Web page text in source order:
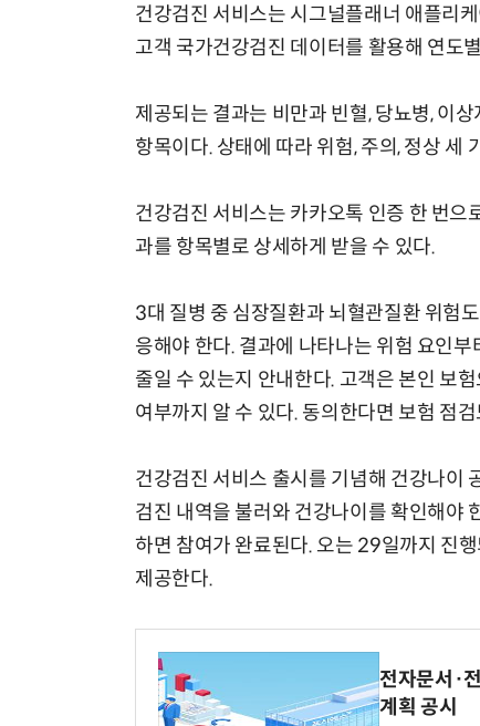
건강검진 서비스는 시그널플래너 애플리
고객 국가건강검진 데이터를 활용해 연도
제공되는 결과는 비만과 빈혈, 당뇨병, 이
항목이다. 상태에 따라 위험, 주의, 정상 세
건강검진 서비스는 카카오톡 인증 한 번으
과를 항목별로 상세하게 받을 수 있다.
3대 질병 중 심장질환과 뇌혈관질환 위험
응해야 한다. 결과에 나타나는 위험 요인
줄일 수 있는지 안내한다. 고객은 본인 보
여부까지 알 수 있다. 동의한다면 보험 점
건강검진 서비스 출시를 기념해 건강나이
검진 내역을 불러와 건강나이를 확인해야
하면 참여가 완료된다. 오는 29일까지 진
제공한다.
전자문서·
계획 공시